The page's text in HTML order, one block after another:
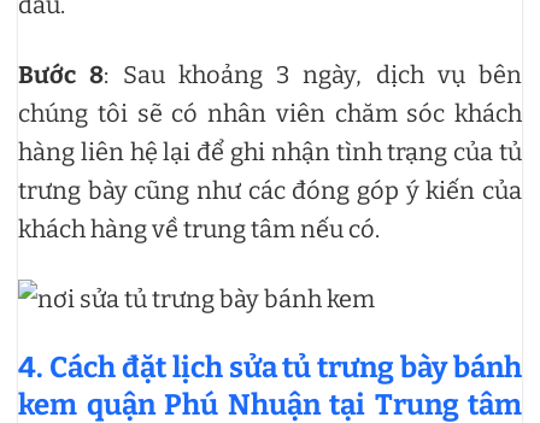
Bước 8: Sau khoảng 3 ngày, dịch vụ bên
chúng tôi sẽ có nhân viên chăm sóc khách
hàng liên hệ lại để ghi nhận tình trạng của tủ
trưng bày cũng như các đóng góp ý kiến của
khách hàng về trung tâm nếu có.
4. Cách đặt lịch sửa tủ trưng bày bánh
kem quận Phú Nhuận tại Trung tâm